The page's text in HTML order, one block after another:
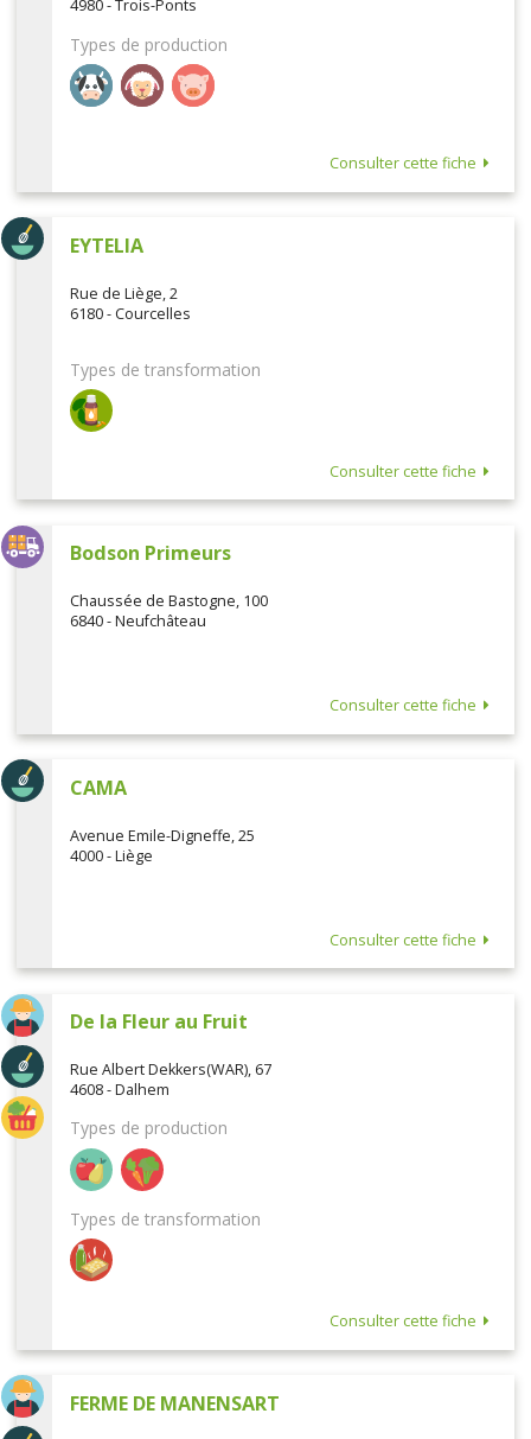
4980 - Trois-Ponts
Types de production
Consulter cette fiche
EYTELIA
Rue de Liège, 2
6180 - Courcelles
Types de transformation
Consulter cette fiche
Bodson Primeurs
Chaussée de Bastogne, 100
6840 - Neufchâteau
Consulter cette fiche
CAMA
Avenue Emile-Digneffe, 25
4000 - Liège
Consulter cette fiche
De la Fleur au Fruit
Rue Albert Dekkers(WAR), 67
4608 - Dalhem
Types de production
Types de transformation
Consulter cette fiche
FERME DE MANENSART